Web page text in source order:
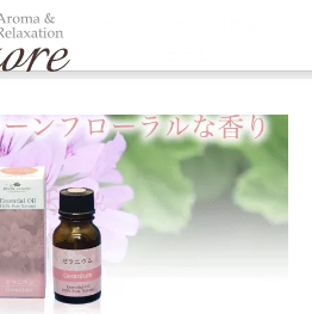
テラピー
０１０ ゼラニウム